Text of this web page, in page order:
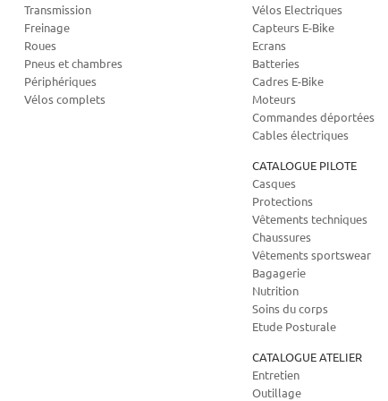
Transmission
Freinage
Roues
Pneus et chambres
Périphériques
Vélos complets
Vélos Electriques
Capteurs E-Bike
Ecrans
Batteries
Cadres E-Bike
Moteurs
Commandes déportées
Cables électriques
CATALOGUE PILOTE
Casques
Protections
Vêtements techniques
Chaussures
Vêtements sportswear
Bagagerie
Nutrition
Soins du corps
Etude Posturale
CATALOGUE ATELIER
Entretien
Outillage